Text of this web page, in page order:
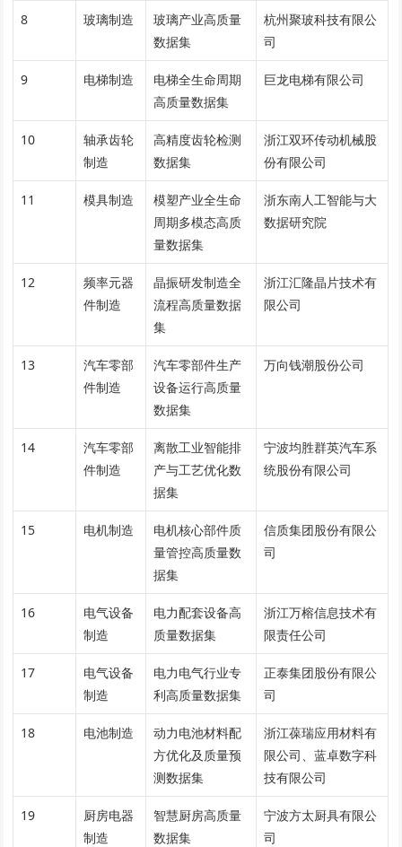
8 玻璃制造
玻璃产业高质量
数据集
杭州聚玻科技有限公
司
9 电梯制造
电梯全生命周期
高质量数据集
巨龙电梯有限公司
10
轴承齿轮
制造
高精度齿轮检测
数据集
浙江双环传动机械股
份有限公司
11 模具制造
模塑产业全生命
周期多模态高质
量数据集
浙东南人工智能与大
数据研究院
12
频率元器
件制造
晶振研发制造全
流程高质量数据
集
浙江汇隆晶片技术有
限公司
13
汽车零部
件制造
汽车零部件生产
设备运行高质量
数据集
万向钱潮股份公司
14
汽车零部
件制造
离散工业智能排
产与工艺优化数
据集
宁波均胜群英汽车系
统股份有限公司
15 电机制造
电机核心部件质
量管控高质量数
据集
信质集团股份有限公
司
16
电气设备
制造
电力配套设备高
质量数据集
浙江万榕信息技术有
限责任公司
17
电气设备
制造
电力电气行业专
利高质量数据集
正泰集团股份有限公
司
18 电池制造
动力电池材料配
方优化及质量预
测数据集
浙江葆瑞应用材料有
限公司、蓝卓数字科
技有限公司
19
厨房电器
制造
智慧厨房高质量
数据集
宁波方太厨具有限公
司